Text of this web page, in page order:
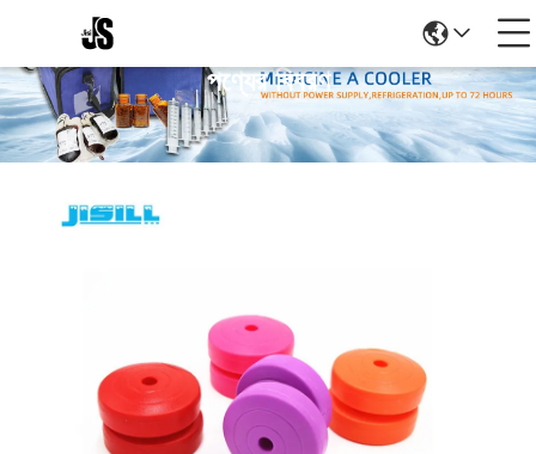
পণ্যের বিবরণ